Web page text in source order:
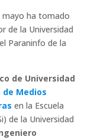
mayo ha tomado
de la Universidad
Paraninfo de la
de Universidad
Medios
en la Escuela
de la Universidad